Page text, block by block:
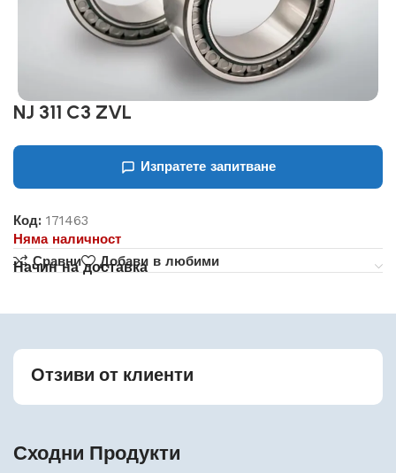
NJ 311 C3 ZVL
Изпратете запитване
Код:171463
Няма наличност
Сравни
Добави в любими
Начин на доставка
Отзиви от клиенти
Сходни Продукти